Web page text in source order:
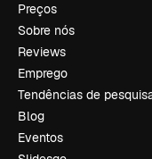
Preços
Sobre nós
Reviews
Emprego
Tendências de
Blog
Eventos